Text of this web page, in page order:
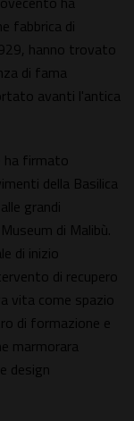
fabbrica di
hanno trovato
di fama
avanti l'antica
ha firmato
della Basilica
grandi
di Malibù.
di inizio
di recupero
vita come spazio
di formazione e
marmorara
design